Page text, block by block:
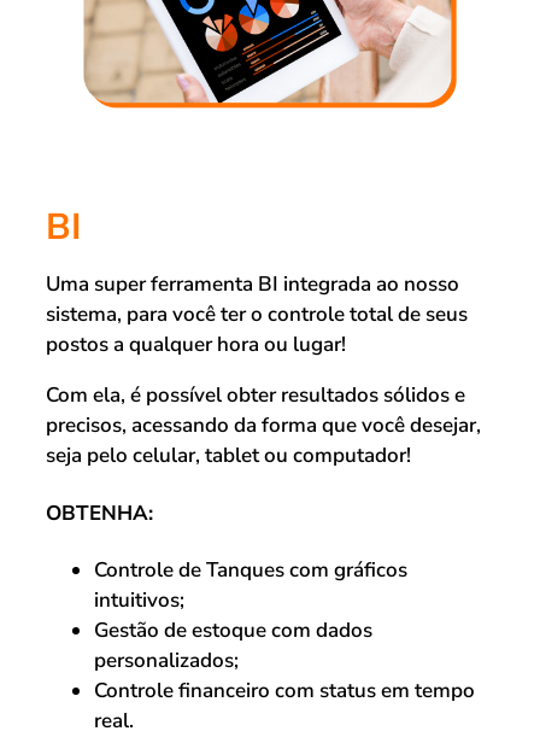
BI
Uma super ferramenta BI integrada ao nosso
sistema, para você ter o controle total de seus
postos a qualquer hora ou lugar!
Com ela, é possível obter resultados sólidos e
precisos, acessando da forma que você desejar,
seja pelo celular, tablet ou computador!
OBTENHA:
Controle de Tanques com gráficos
intuitivos;
Gestão de estoque com dados
personalizados;
Controle financeiro com status em tempo
real.